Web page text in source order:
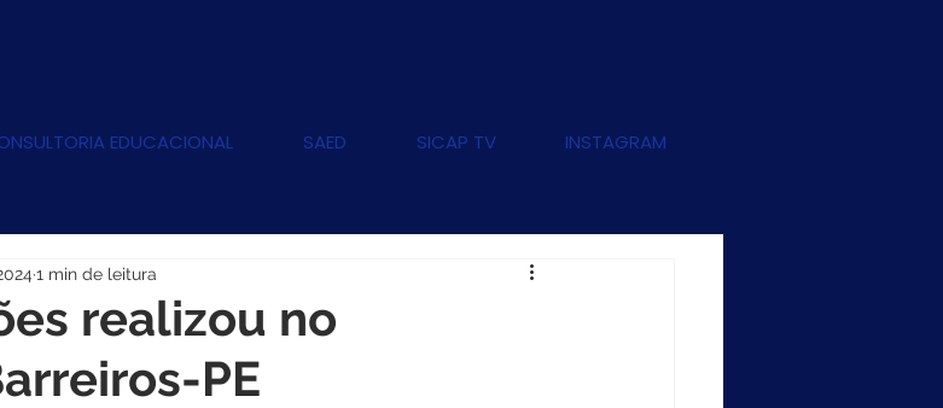
EDUCACIONAL SAED SICAP TV INSTAGRAM
realizou no
PE
1 min de leitura